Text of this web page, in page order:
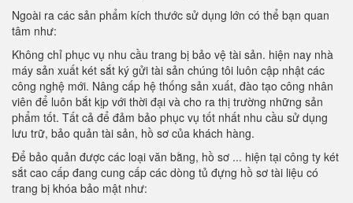
Ngoài ra các sản phẩm kích thước sử dụng lớn có thể bạn quan
tâm như:
Không chỉ phục vụ nhu cầu trang bị bảo vệ tài sản. hiện nay nhà
máy sản xuất két sắt ký gửi tài sản chúng tôi luôn cập nhật các
công nghệ mới. Nâng cấp hệ thống sản xuất, đào tạo công nhân
viên để luôn bắt kịp với thời đại và cho ra thị trường những sản
phẩm tốt. Tất cả để đảm bảo phục vụ tốt nhất nhu cầu sử dụng
lưu trữ, bảo quản tài sản, hồ sơ của khách hàng.
Để bảo quản được các loại văn bằng, hồ sơ ... hiện tại công ty két
sắt cao cấp đang cung cấp các dòng tủ đựng hồ sơ tài liệu có
trang bị khóa bảo mật như: